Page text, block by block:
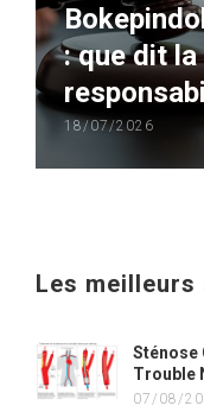
: que dit
18/07/2026
Les
Sténose
Trouble
07/08/